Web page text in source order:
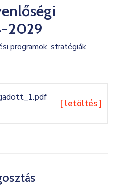
2029
programok, stratégiák
[ letöltés ]